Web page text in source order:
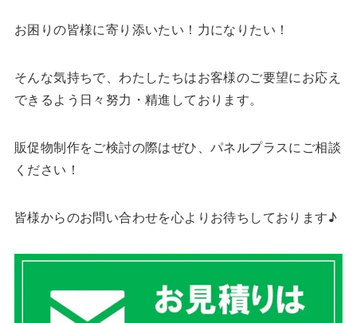
お困りの皆様に寄り添いたい！力になりたい！
そんな気持ちで、わたしたちはお客様のご要望にお応え
できるよう日々努力・精進しております。
販促物制作をご検討の際はぜひ、パネルプラスにご相談
ください！
皆様からのお問い合わせを心よりお待ちしております♪